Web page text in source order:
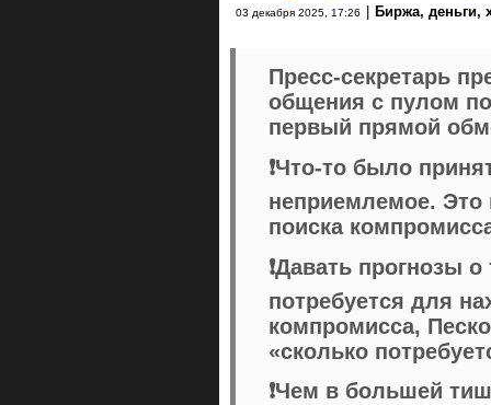
03 декабря 2025, 17:26 Биржа, деньги,
Пресс-секретарь
общения с пулом
первый прямой
❗️Что-то было
неприемлемое.
поиска
❗️Давать прогнозы
потребуется для
компромисса,
«сколько
❗️Чем в большей